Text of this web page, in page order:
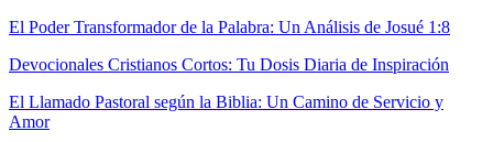
El Poder Transformador de la Palabra: Un Análisis de Josué 1:8
Devocionales Cristianos Cortos: Tu Dosis Diaria de Inspiración
El Llamado Pastoral según la Biblia: Un Camino de Servicio y
Amor